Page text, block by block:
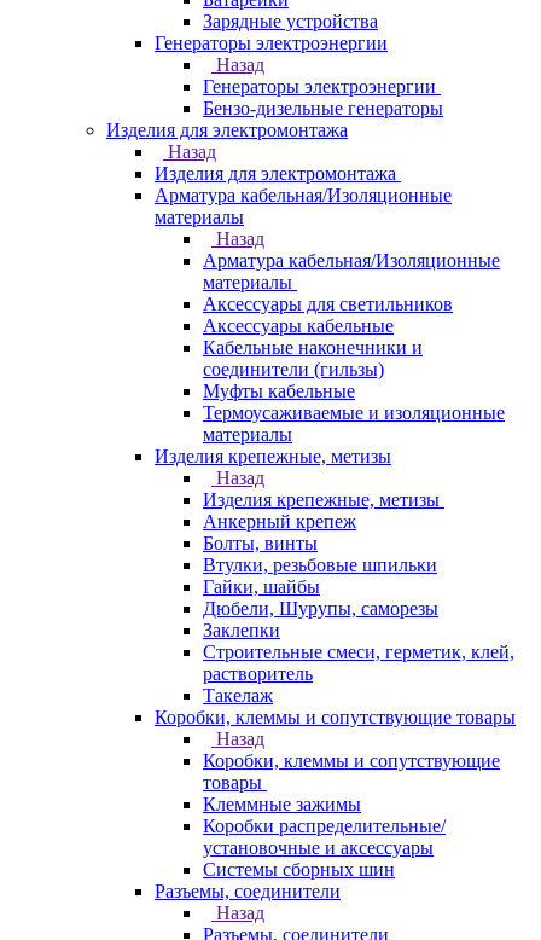
Зарядные устройства
Генераторы электроэнергии
Назад
Генераторы электроэнергии
Бензо-дизельные генераторы
Изделия для электромонтажа
Назад
Изделия для электромонтажа
Арматура кабельная/Изоляционные
материалы
Назад
Арматура кабельная/Изоляционные
материалы
Аксессуары для светильников
Аксессуары кабельные
Кабельные наконечники и
соединители (гильзы)
Муфты кабельные
Термоусаживаемые и изоляционные
материалы
Изделия крепежные, метизы
Назад
Изделия крепежные, метизы
Анкерный крепеж
Болты, винты
Втулки, резьбовые шпильки
Гайки, шайбы
Дюбели, Шурупы, саморезы
Заклепки
Строительные смеси, герметик, клей,
растворитель
Такелаж
Коробки, клеммы и сопутствующие товары
Назад
Коробки, клеммы и сопутствующие
товары
Клеммные зажимы
Коробки распределительные/
установочные и аксессуары
Системы сборных шин
Разъемы, соединители
Назад
Разъемы, соединители